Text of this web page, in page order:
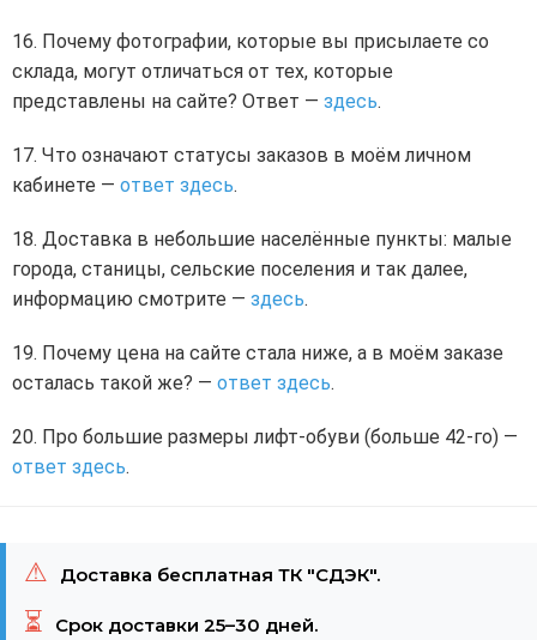
Почему фотографии, которые вы присылаете со
склада, могут отличаться от тех, которые
представлены на сайте? Ответ — здесь.
Что означают статусы заказов в моём личном
кабинете — ответ здесь.
Доставка в небольшие населённые пункты: малые
города, станицы, сельские поселения и так далее,
информацию смотрите — здесь.
Почему цена на сайте стала ниже, а в моём заказе
осталась такой же? — ответ здесь.
Про большие размеры лифт-обуви (больше 42-го) —
ответ здесь.
⚠ Доставка бесплатная ТК "СДЭК".
⏳ Срок доставки 25–30 дней.